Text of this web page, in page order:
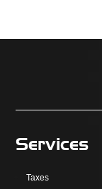
Services
Taxes